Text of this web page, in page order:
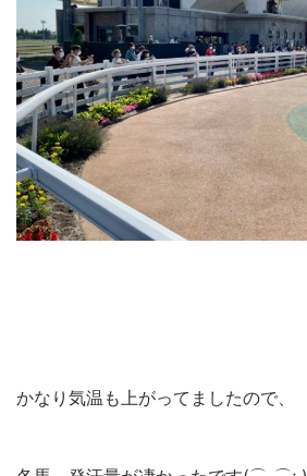
かなり気温も上がってましたので、